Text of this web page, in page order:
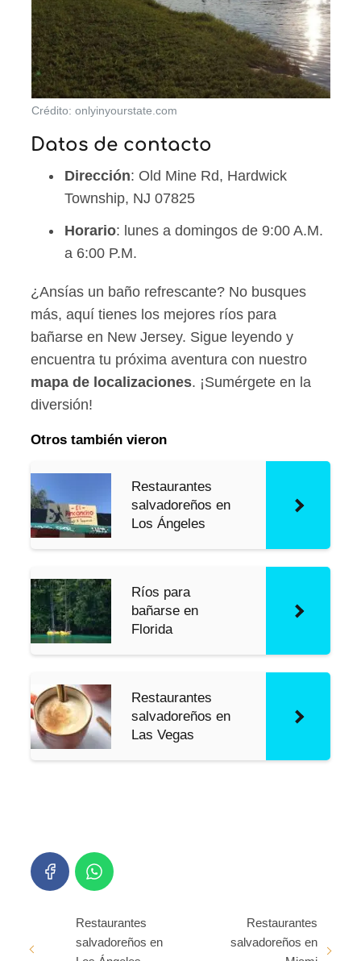
Crédito: onlyinyourstate.com
Datos de contacto
Dirección: Old Mine Rd, Hardwick
Township, NJ 07825
Horario: lunes a domingos de 9:00 A.M.
a 6:00 P.M.
¿Ansías un baño refrescante? No busques
más, aquí tienes los mejores ríos para
bañarse en New Jersey. Sigue leyendo y
encuentra tu próxima aventura con nuestro
mapa de localizaciones. ¡Sumérgete en la
diversión!
Otros también vieron
Restaurantes
salvadoreños en
Los Ángeles
Ríos para
bañarse en
Florida
Restaurantes
salvadoreños en
Las Vegas
Restaurantes
salvadoreños en
Restaurantes
salvadoreños en